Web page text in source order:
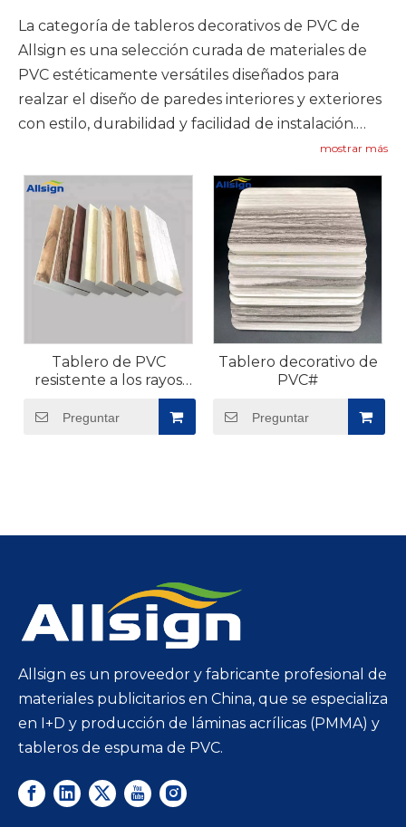
La categoría de tableros decorativos de PVC de
Allsign es una selección curada de materiales de
PVC estéticamente versátiles diseñados para
realzar el diseño de paredes interiores y exteriores
con estilo, durabilidad y facilidad de instalación.
Nuestro tablero decorativo de PVC está diseñado
con propiedades resistentes a los rayos UV, una
característica clave que lo distingue de los paneles
decorativos comunes; esto significa que puede
soportar una exposición prolongada a la luz solar
sin decolorarse, decolorarse ni degradarse, lo que
lo hace adecuado tanto para revestimiento de
paredes interiores como para aplicaciones de
paredes exteriores, como diseño de fachadas y
paredes decorativas para exteriores. Los tableros
están disponibles en una amplia gama de
acabados, que incluyen vetas de madera, textura
versatilidad hace que nuestro tablero decorativo
residenciales, como salas de estar, dormitorios y
oficinas en el hogar, así como entornos comerciales
como tiendas minoristas, restaurantes y hoteles,
visualmente atractiva. Además de su atractivo
estético, nuestro tablero decorativo de PVC es
muy duradero y fácil de mantener. Resiste rayones,
manchas y daños por humedad, por lo que puede
usarse en áreas de mucho tráfico e incluso en
espacios propensos a la humedad, como baños y
mostrar más
Tablero de PVC
resistente a los rayos
UV para paredes
Preguntar
Tablero decorativo de
PVC#
Preguntar
Allsign es un proveedor y fabricante profesional de
materiales publicitarios en China, que se especializa
en I+D y producción de láminas acrílicas (PMMA) y
tableros de espuma de PVC.